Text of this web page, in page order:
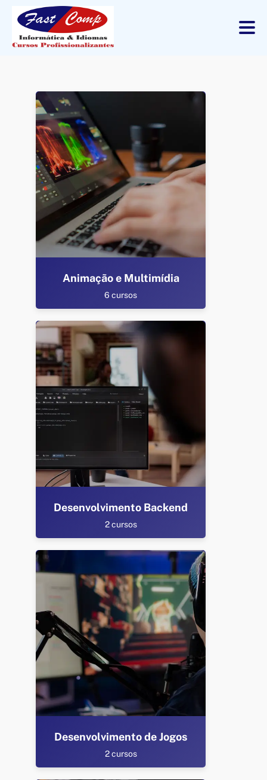
Animação e Multimídia
6 cursos
Desenvolvimento Backend
2 cursos
Desenvolvimento de Jogos
2 cursos